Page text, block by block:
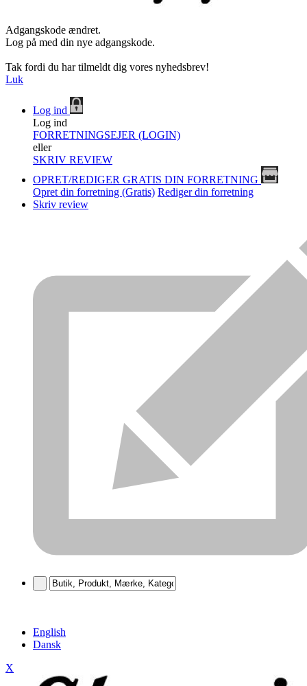
Adgangskode ændret.
Log på med din nye adgangskode.
Tak fordi du har tilmeldt dig vores nyhedsbrev!
Luk
Log ind
Log ind
FORRETNINGSEJER (LOGIN)
eller
SKRIV REVIEW
OPRET/REDIGER GRATIS DIN FORRETNING
Opret din forretning (Gratis) Rediger din forretning
Skriv review
English
Dansk
X